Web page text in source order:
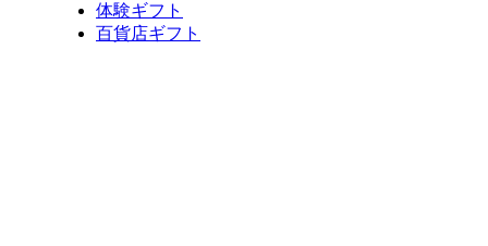
体験ギフト
百貨店ギフト